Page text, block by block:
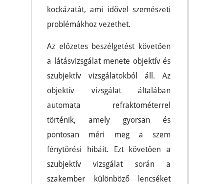
kockázatát, ami idővel szemészeti
problémákhoz vezethet.
Az előzetes beszélgetést követően
a látásvizsgálat menete objektív és
szubjektív vizsgálatokból áll. Az
objektív vizsgálat általában
automata refraktométerrel
történik, amely gyorsan és
pontosan méri meg a szem
fénytörési hibáit. Ezt követően a
szubjektív vizsgálat során a
szakember különböző lencséket